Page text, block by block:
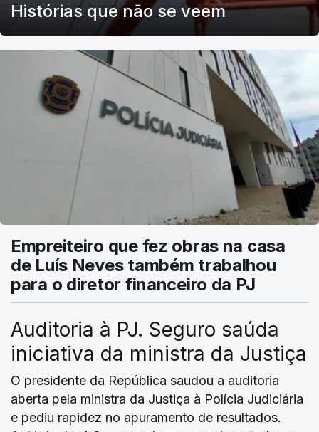
Histórias que não se veem
Empreiteiro que fez obras na casa
de Luís Neves também trabalhou
para o diretor financeiro da PJ
Auditoria à PJ. Seguro saúda
iniciativa da ministra da Justiça
O presidente da República saudou a auditoria
aberta pela ministra da Justiça à Polícia Judiciária
e pediu rapidez no apuramento de resultados.